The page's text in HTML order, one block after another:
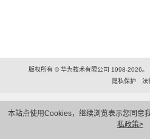
本站点使用Cookies，继续浏览表示您同意
私政策>
版权所有 © 华为技术有限公司 1998-2026
隐私保护
法